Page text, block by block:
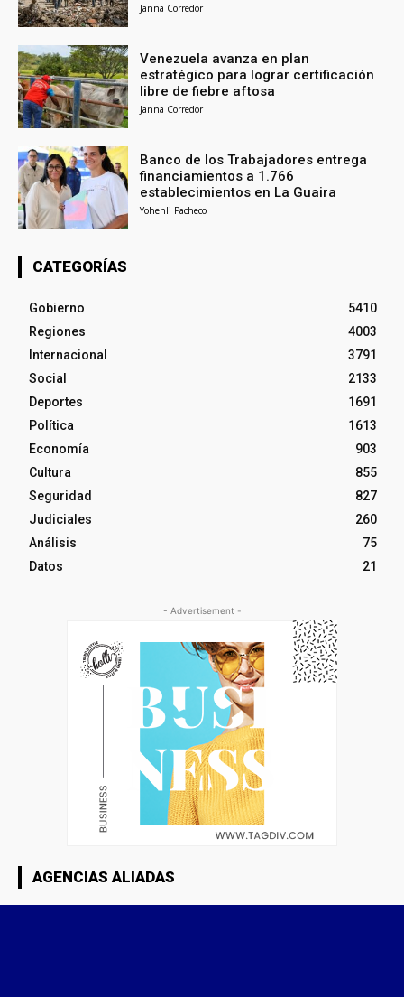
Janna Corredor
Venezuela avanza en plan
estratégico para lograr certificación
libre de fiebre aftosa
Janna Corredor
Banco de los Trabajadores entrega
financiamientos a 1.766
establecimientos en La Guaira
Yohenli Pacheco
CATEGORÍAS
Gobierno
5410
Regiones
4003
Internacional
3791
Social
2133
Deportes
1691
Política
1613
Economía
903
Cultura
855
Seguridad
827
Judiciales
260
Análisis
75
Datos
21
- Advertisement -
AGENCIAS ALIADAS